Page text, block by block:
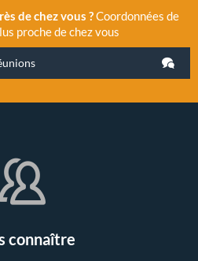
de chez vous ?Coordonnées de
proche de chez vous
connaître